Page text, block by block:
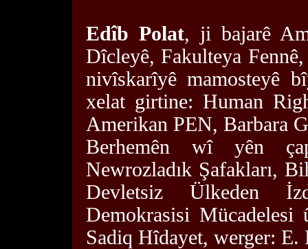
Edîb Polat, ji bajarê
Dîcleyê, Fakulteya
nivîskarîyê mamosteyê
xelat girtine: Human
Amerikan PEN, Barbara
Berhemên wî yên
Newrozladık Şafakları,
Devletsiz Ülkeden
Demokrasisi
Sadiq Hîdayet, werger: E.